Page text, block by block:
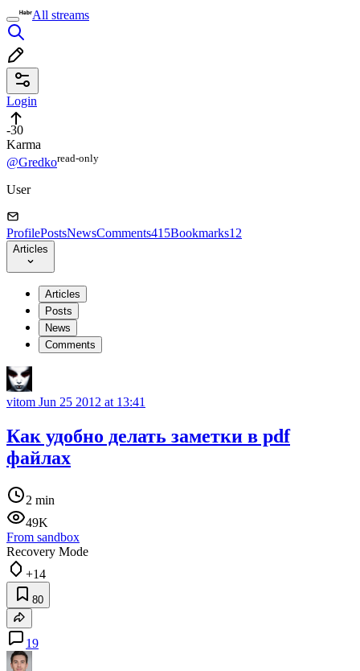
All streams
Login
-30
Karma
@Gredkoread⁠-⁠only
User
ProfilePostsNewsComments415Bookmarks12
Articles
Articles
Posts
News
Comments
vitom Jun 25 2012 at 13:41
Как удобно делать заметки в pdf
файлах
2 min
49K
From sandbox
Recovery Mode
+14
80
19